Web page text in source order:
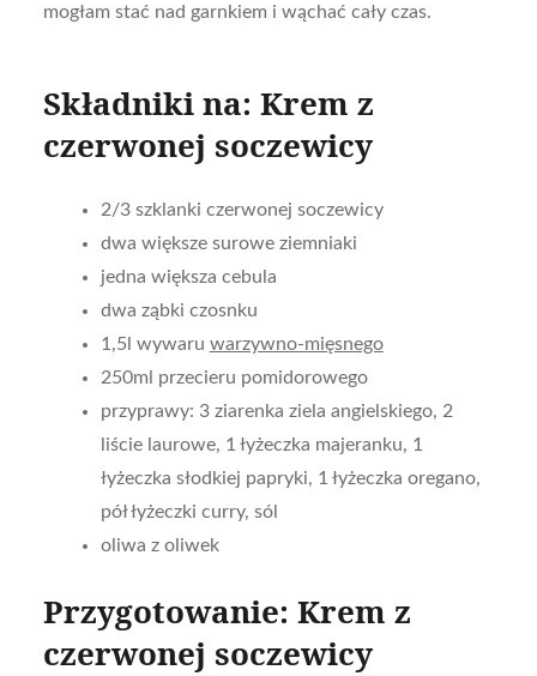
mogłam stać nad garnkiem i wąchać cały czas.
Składniki na: Krem z
czerwonej soczewicy
2/3 szklanki czerwonej soczewicy
dwa większe surowe ziemniaki
jedna większa cebula
dwa ząbki czosnku
1,5l wywaru warzywno-mięsnego
250ml przecieru pomidorowego
przyprawy: 3 ziarenka ziela angielskiego, 2
liście laurowe, 1 łyżeczka majeranku, 1
łyżeczka słodkiej papryki, 1 łyżeczka oregano,
pół łyżeczki curry, sól
oliwa z oliwek
Przygotowanie: Krem z
czerwonej soczewicy